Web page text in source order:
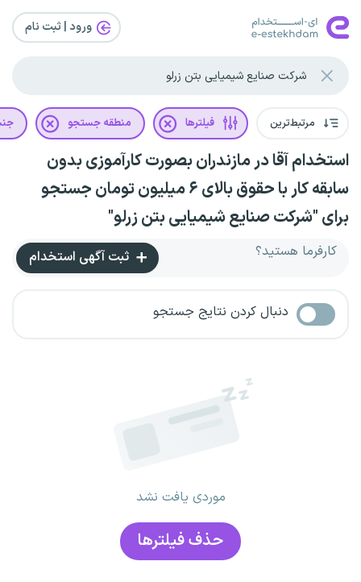
ورود | ثبت‌ نام
مرتبط‌ترین فیلترها منطقه جستجو
استخدام آقا در مازندران بصورت کارآموزی بدون
سابقه کار با حقوق بالای ۶ میلیون تومان جستجو
برای "شرکت صنایع شیمیایی بتن زرلو"
کارفرما هستید؟ ثبت آگهی استخدام
دنبال کردن نتایج جستجو
موردی یافت نشد
حذف فیلتر‌ها